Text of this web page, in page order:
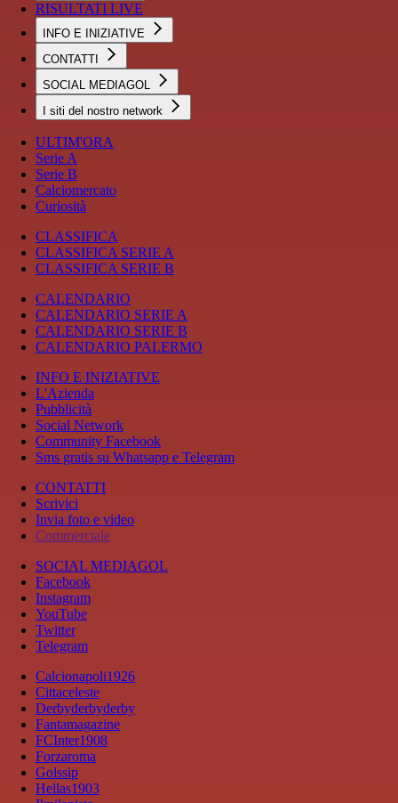
RISULTATI LIVE
INFO E INIZIATIVE
CONTATTI
SOCIAL MEDIAGOL
I siti del nostro network
ULTIM'ORA
Serie A
Serie B
Calciomercato
Curiosità
CLASSIFICA
CLASSIFICA SERIE A
CLASSIFICA SERIE B
CALENDARIO
CALENDARIO SERIE A
CALENDARIO SERIE B
CALENDARIO PALERMO
INFO E INIZIATIVE
L'Azienda
Pubblicità
Social Network
Community Facebook
Sms gratis su Whatsapp e Telegram
CONTATTI
Scrivici
Invia foto e video
Commerciale
SOCIAL MEDIAGOL
Facebook
Instagram
YouTube
Twitter
Telegram
Calcionapoli1926
Cittaceleste
Derbyderbyderby
Fantamagazine
FCInter1908
Forzaroma
Golssip
Hellas1903